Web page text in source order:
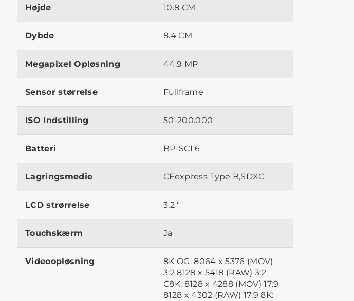
Højde 10.8 CM
Dybde 8.4 CM
Megapixel Opløsning 44.9 MP
Sensor størrelse Fullframe
ISO Indstilling 50-200.000
Batteri BP-SCL6
Lagringsmedie CFexpress Type B,SDXC
LCD strørrelse 3.2 "
Touchskærm Ja
Videoopløsning
8K OG: 8064 x 5376 (MOV)
3:2 8128 x 5418 (RAW) 3:2
C8K: 8128 x 4288 (MOV) 17:9
8128 x 4302 (RAW) 17:9 8K: